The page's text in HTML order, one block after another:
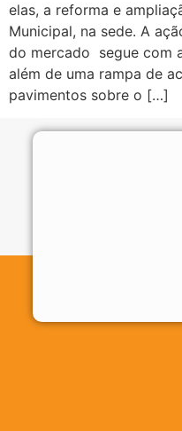
elas, a reforma e
Municipal, na sede. A
do mercado segue com
além de uma rampa de
pavimentos sobre o […]